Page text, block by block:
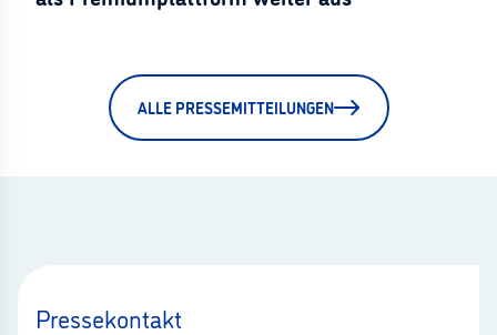
ALLE PRESSEMITTEILUNGEN
Pressekontakt